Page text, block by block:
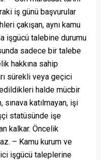
iş günü başvurular
çakışan, aynı kamu
işgücü talebine durumu
sadece bir talebe
hakkına sahip
sürekli veya geçici
halde mücbir
katılmayan, işi
statüsünde işe
kalkar. Öncelik
– Kamu kurum ve
işgücü taleplerine